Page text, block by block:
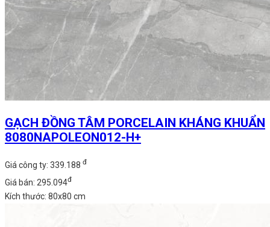
GẠCH ĐỒNG TÂM PORCELAIN KHÁNG KHUẨN
8080NAPOLEON012-H+
Giá công ty: 339.188 đ
Giá bán: 295.094đ
Kích thước: 80x80 cm